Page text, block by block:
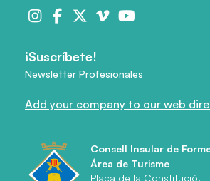
¡Suscríbete!
Newsletter Profesionales
Add your company to our web
Consell Insular de
Área de Turisme
Plaça de la Constitució, 1